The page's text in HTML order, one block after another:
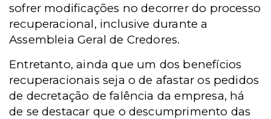
sofrer modificações no decorrer do processo
recuperacional, inclusive durante a
Assembleia Geral de Credores.
Entretanto, ainda que um dos benefícios
recuperacionais seja o de afastar os pedidos
de decretação de falência da empresa, há
de se destacar que o descumprimento das